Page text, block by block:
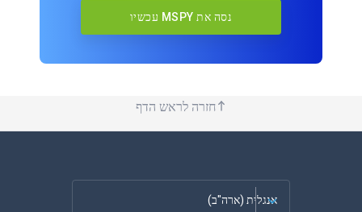
נסה את MSPY עכשיו
חזרה לראש הדף
אנגלית (ארה"ב)